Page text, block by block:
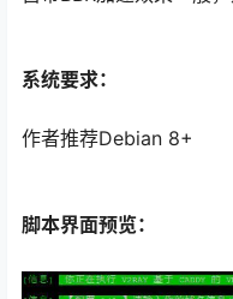
系统要求：
作者推荐Debian 8+
脚本界面预览：